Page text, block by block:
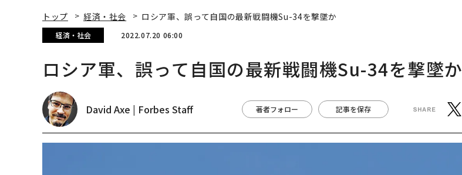
トップ 経済・社会 ロシア軍、誤って自国の最新戦闘機Su-34を撃墜か
経済・社会 2022.07.20 06:00
ロシア軍、誤って自国の最新戦闘機Su-34を撃墜か
David Axe | Forbes Staff 著者フォロー 記事を保存